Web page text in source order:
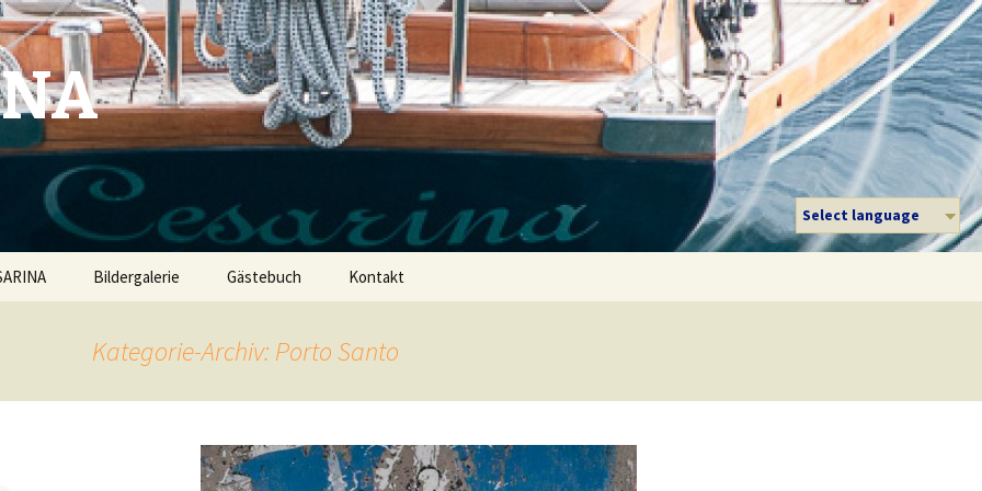
Select language
Bildergalerie Gästebuch Kontakt
Kategorie-Archiv: Porto Santo